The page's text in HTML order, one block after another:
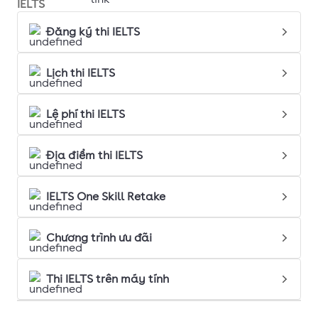
IELTS
Đăng ký thi IELTS
Lịch thi IELTS
Lệ phí thi IELTS
Địa điểm thi IELTS
IELTS One Skill Retake
Chương trình ưu đãi
Thi IELTS trên máy tính